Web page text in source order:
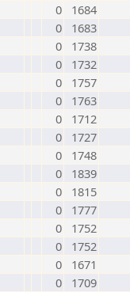
0
1684
0
1683
0
1738
0
1732
0
1757
0
1763
0
1712
0
1727
0
1748
0
1839
0
1815
0
1777
0
1752
0
1752
0
1671
0
1709